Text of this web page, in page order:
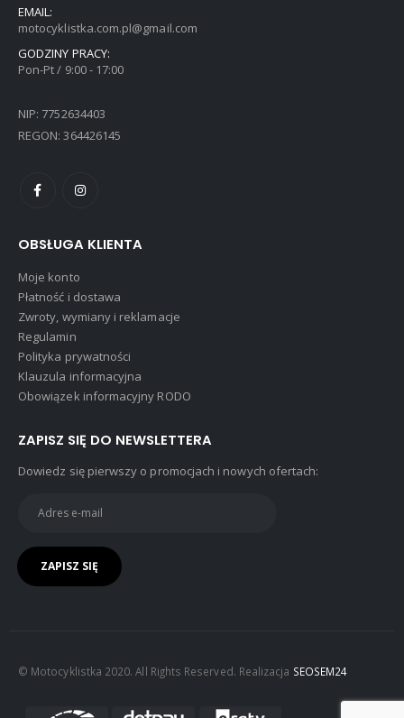
EMAIL:
motocyklistka.com.pl@gmail.com
GODZINY PRACY:
Pon-Pt / 9:00 - 17:00
NIP: 7752634403
REGON: 364426145
OBSŁUGA KLIENTA
Moje konto
Płatność i dostawa
Zwroty, wymiany i reklamacje
Regulamin
Polityka prywatności
Klauzula informacyjna
Obowiązek informacyjny RODO
ZAPISZ SIĘ DO NEWSLETTERA
Dowiedz się pierwszy o promocjach i nowych ofertach:
© Motocyklistka 2020. All Rights Reserved. Realizacja SEOSEM24